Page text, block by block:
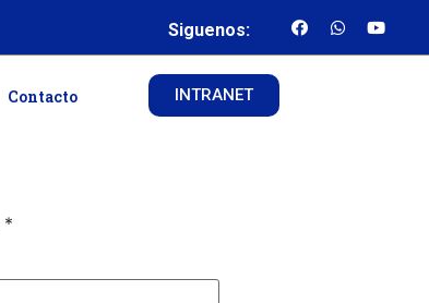
Siguenos:
Contacto INTRANET
*